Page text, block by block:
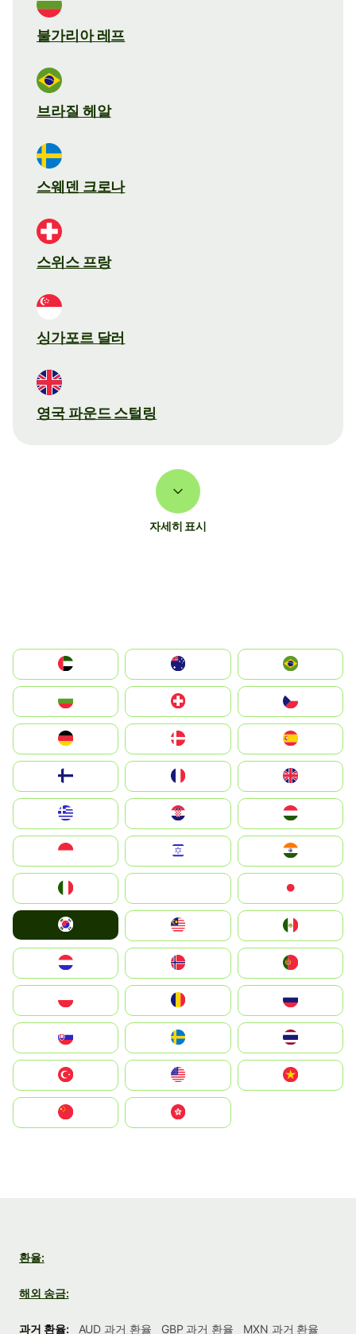
불가리아 레프
브라질 헤알
스웨덴 크로나
스위스 프랑
싱가포르 달러
영국 파운드 스털링
자세히 표시
الإمارات العربية المتحدة
Switzerland
Deutschland
United Kingdom
Magyarország
South Korea
United States
中國香港特別行政區
환율:
해외 송금:
과거 환율: AUD 과거 환율 GBP 과거 환율
MXN 과거 환율